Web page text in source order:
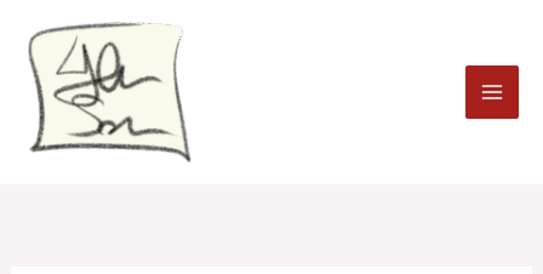
contenido